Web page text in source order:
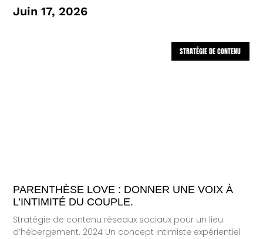
Juin 17, 2026
STRATÉGIE DE CONTENU
PARENTHÈSE LOVE : DONNER UNE VOIX À
L’INTIMITÉ DU COUPLE.
Stratégie de contenu réseaux sociaux pour un lieu
d’hébergement. 2024 Un concept intimiste expérientiel